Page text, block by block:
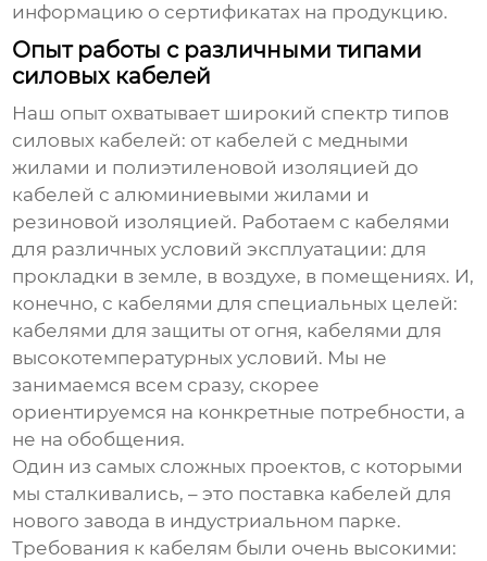
информацию о сертификатах на продукцию.
Опыт работы с различными типами
силовых кабелей
Наш опыт охватывает широкий спектр типов
силовых кабелей: от кабелей с медными
жилами и полиэтиленовой изоляцией до
кабелей с алюминиевыми жилами и
резиновой изоляцией. Работаем с кабелями
для различных условий эксплуатации: для
прокладки в земле, в воздухе, в помещениях. И,
конечно, с кабелями для специальных целей:
кабелями для защиты от огня, кабелями для
высокотемпературных условий. Мы не
занимаемся всем сразу, скорее
ориентируемся на конкретные потребности, а
не на обобщения.
Один из самых сложных проектов, с которыми
мы сталкивались, – это поставка кабелей для
нового завода в индустриальном парке.
Требования к кабелям были очень высокими: